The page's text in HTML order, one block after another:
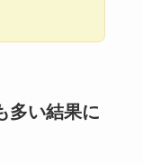
多い結果に